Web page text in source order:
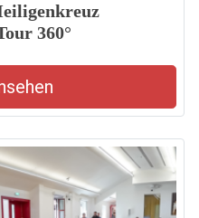
360°